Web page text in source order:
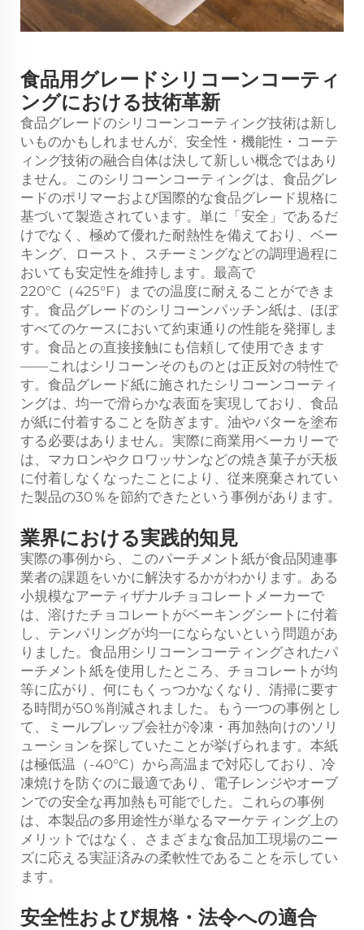
食品用グレードシリコーンコーティ
ングにおける技術革新
食品グレードのシリコーンコーティング技術は新し
いものかもしれませんが、安全性・機能性・コーテ
ィング技術の融合自体は決して新しい概念ではあり
ません。このシリコーンコーティングは、食品グレ
ードのポリマーおよび国際的な食品グレード規格に
基づいて製造されています。単に「安全」であるだ
けでなく、極めて優れた耐熱性を備えており、ベー
キング、ロースト、スチーミングなどの調理過程に
おいても安定性を維持します。最高で
220°C（425°F）までの温度に耐えることができま
す。食品グレードのシリコーンパッチン紙は、ほぼ
すべてのケースにおいて約束通りの性能を発揮しま
す。食品との直接接触にも信頼して使用できます
——これはシリコーンそのものとは正反対の特性で
す。食品グレード紙に施されたシリコーンコーティ
ングは、均一で滑らかな表面を実現しており、食品
が紙に付着することを防ぎます。油やバターを塗布
する必要はありません。実際に商業用ベーカリーで
は、マカロンやクロワッサンなどの焼き菓子が天板
に付着しなくなったことにより、従来廃棄されてい
た製品の30％を節約できたという事例があります。
業界における実践的知見
実際の事例から、このパーチメント紙が食品関連事
業者の課題をいかに解決するかがわかります。ある
小規模なアーティザナルチョコレートメーカーで
は、溶けたチョコレートがベーキングシートに付着
し、テンパリングが均一にならないという問題があ
りました。食品用シリコーンコーティングされたパ
ーチメント紙を使用したところ、チョコレートが均
等に広がり、何にもくっつかなくなり、清掃に要す
る時間が50％削減されました。もう一つの事例とし
て、ミールプレップ会社が冷凍・再加熱向けのソリ
ューションを探していたことが挙げられます。本紙
は極低温（-40°C）から高温まで対応しており、冷
凍焼けを防ぐのに最適であり、電子レンジやオーブ
ンでの安全な再加熱も可能でした。これらの事例
は、本製品の多用途性が単なるマーケティング上の
メリットではなく、さまざまな食品加工現場のニー
ズに応える実証済みの柔軟性であることを示してい
ます。
安全性および規格・法令への適合